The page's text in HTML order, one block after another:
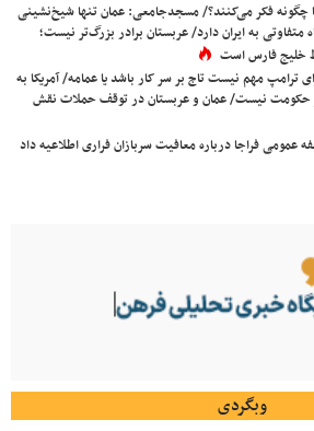
چگونه فکر می‌کنند؟/ مسجدجامعی: عمان تنها شیخ‌نشینی
متفاوتی به ایران دارد/ عربستان برادر بزرگ‌تر نیست؛
خلیج فارس است
ترامپ مهم نیست تاج بر سر کار باشد یا عمامه/ آمریکا به
حکومت نیست/ عمان و عربستان در توقف حملات نقش
عمومی فراجا درباره معافیت سربازان فراری اطلاعیه داد
وبگردی